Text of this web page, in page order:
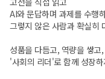
AI와 문답하며 과제를 수행
그렇지 않은 사람과 확실히
성품을 다듬고, 역량을 쌓고
'사회의 리더'로 함께 성장